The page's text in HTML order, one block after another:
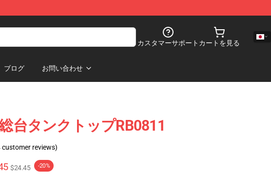
カスタマーサポート カートを見る
ブログ お問い合わせ
台タンクトップRB0811
customer reviews)
$24.45 -20%